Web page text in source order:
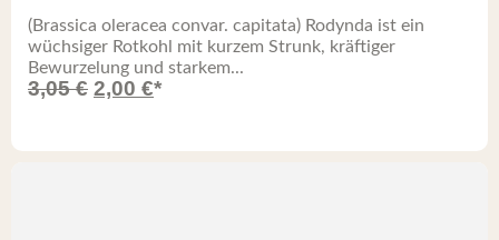
(Brassica oleracea convar. capitata) Rodynda ist ein
wüchsiger Rotkohl mit kurzem Strunk, kräftiger
Bewurzelung und starkem...
3,05€ 2,00 €*